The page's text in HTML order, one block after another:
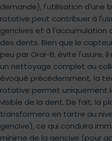
demande), l'utilisation d'une
rotative peut contribuer à
gencives et à l'accumulation
des dents. Bien que le
peu par Oral-B, évite l'usure,
un nettoyage complet au
évoqué précédemment, la
rotative permet uniquement
visible de la dent. De fait, la
transformera en tartre au
gencive), ce qui conduira
minime de la gencive (pour